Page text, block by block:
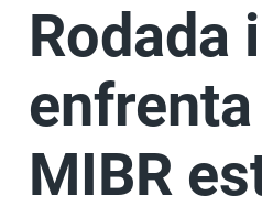
Rodada
MIBR